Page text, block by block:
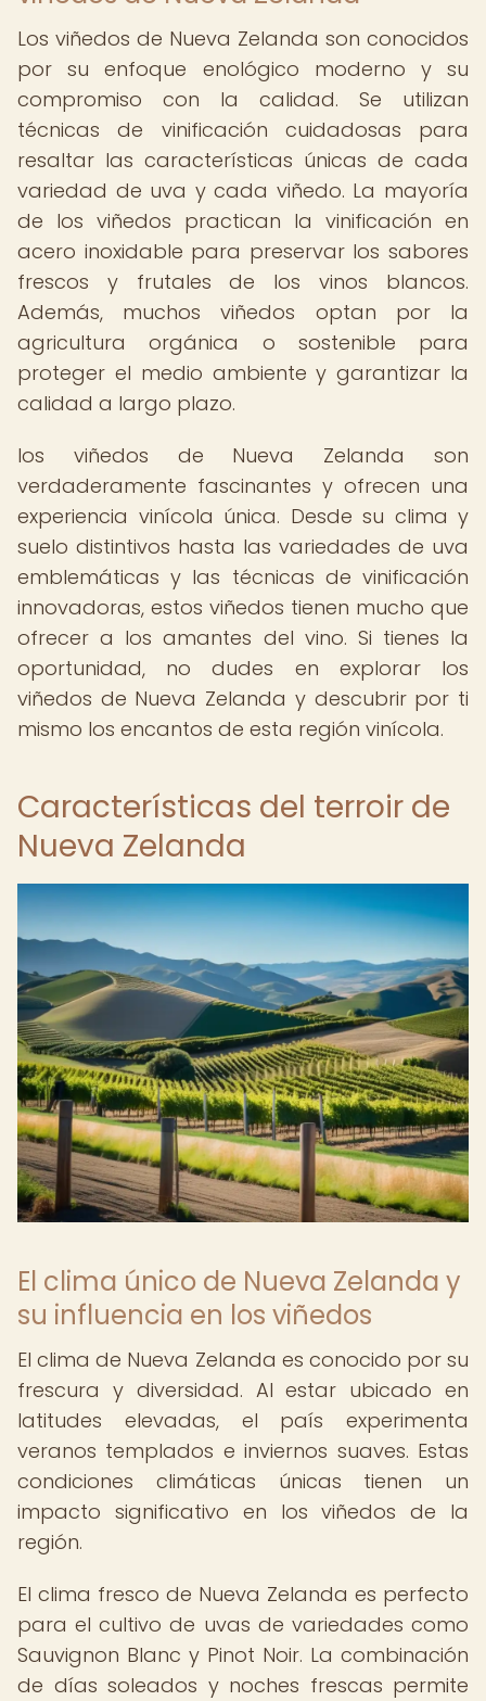
Los viñedos de Nueva Zelanda son conocidos
por su enfoque enológico moderno y su
compromiso con la calidad. Se utilizan
técnicas de vinificación cuidadosas para
resaltar las características únicas de cada
variedad de uva y cada viñedo. La mayoría
de los viñedos practican la vinificación en
acero inoxidable para preservar los sabores
frescos y frutales de los vinos blancos.
Además, muchos viñedos optan por la
agricultura orgánica o sostenible para
proteger el medio ambiente y garantizar la
calidad a largo plazo.
los viñedos de Nueva Zelanda son
verdaderamente fascinantes y ofrecen una
experiencia vinícola única. Desde su clima y
suelo distintivos hasta las variedades de uva
emblemáticas y las técnicas de vinificación
innovadoras, estos viñedos tienen mucho que
ofrecer a los amantes del vino. Si tienes la
oportunidad, no dudes en explorar los
viñedos de Nueva Zelanda y descubrir por ti
mismo los encantos de esta región vinícola.
Características del terroir de
Nueva Zelanda
El clima único de Nueva Zelanda y
su influencia en los viñedos
El clima de Nueva Zelanda es conocido por su
frescura y diversidad. Al estar ubicado en
latitudes elevadas, el país experimenta
veranos templados e inviernos suaves. Estas
condiciones climáticas únicas tienen un
impacto significativo en los viñedos de la
región.
El clima fresco de Nueva Zelanda es perfecto
para el cultivo de uvas de variedades como
Sauvignon Blanc y Pinot Noir. La combinación
de días soleados y noches frescas permite